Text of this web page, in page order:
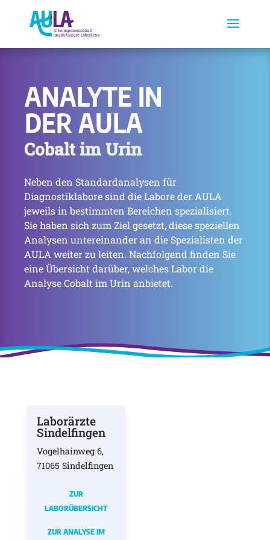
ANALYTE IN
DER AULA
Cobalt im Urin
Neben den Standardanalysen für
Diagnostiklabore sind die Labore der AULA
jeweils in bestimmten Bereichen spezialisiert.
Sie haben sich zum Ziel gesetzt, diese speziellen
Analysen untereinander an die Spezialisten der
AULA weiter zu leiten. Nachfolgend finden Sie
eine Übersicht darüber, welches Labor die
Analyse Cobalt im Urin anbietet.
Laborärzte
Sindelfingen
Vogelhainweg 6,
71065 Sindelfingen
ZUR
LABORÜBERSICHT
ZUR ANALYSE IM